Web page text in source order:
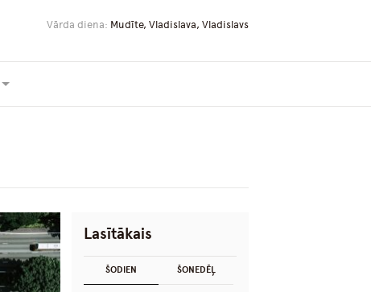
Vārda diena: Mudīte, Vladislava, Vladislavs
Lasītākais
ŠODIEN ŠONEDĒĻ